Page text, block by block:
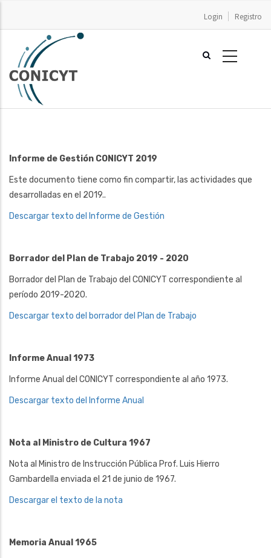
principal
Login Registro
Informe de Gestión CONICYT 2019
Este documento tiene como fin compartir, las actividades que
desarrolladas en el 2019..
Descargar texto del Informe de Gestión
Borrador del Plan de Trabajo 2019 - 2020
Borrador del Plan de Trabajo del CONICYT correspondiente al
período 2019-2020.
Descargar texto del borrador del Plan de Trabajo
Informe Anual 1973
Informe Anual del CONICYT correspondiente al año 1973.
Descargar texto del Informe Anual
Nota al Ministro de Cultura 1967
Nota al Ministro de Instrucción Pública Prof. Luis Hierro
Gambardella enviada el 21 de junio de 1967.
Descargar el texto de la nota
Memoria Anual 1965